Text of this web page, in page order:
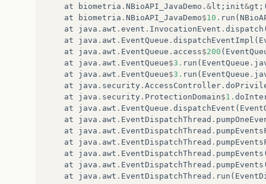
at
biometria . NBioAPI_JavaDemo .& lt ; init&gt
at
biometria . NBioAPI_JavaDemo$10. run (
at
java . awt . event . InvocationEvent . dispatch
at
java . awt . EventQueue . dispatchEventImpl (
at
java . awt . EventQueue . access$200 (
at
java . awt . EventQueue$3. run ( EventQueue .
at
java . awt . EventQueue$3. run ( EventQueue .
at
java . security . AccessController .
at
java . security . ProtectionDomain$1.
at
java . awt . EventQueue . dispatchEvent (
at
java . awt . EventDispatchThread .
at
java . awt . EventDispatchThread .
at
java . awt . EventDispatchThread .
at
java . awt . EventDispatchThread . pumpEvents
at
java . awt . EventDispatchThread . pumpEvents
at
java . awt . EventDispatchThread . run (